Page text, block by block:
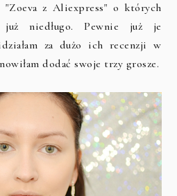
z Aliexpress" o których
niedługo. Pewnie już je
za dużo ich recenzji w
dodać swoje trzy grosze.